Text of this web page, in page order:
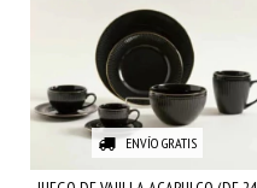
ENVÍO GRATIS